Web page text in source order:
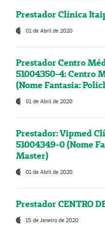
Prestador Clínica
01 de Abril de 2020
Prestador Centro
51004350-4: Centro
(Nome Fantasia:
01 de Abril de 2020
Prestador: Vipmed
51004349-0 (Nome
Master)
01 de Abril de 2020
Prestador CENTRO
15 de Janeiro de 2020